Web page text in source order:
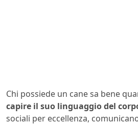
Chi possiede un cane sa bene
capire il suo linguaggio del
sociali per eccellenza,